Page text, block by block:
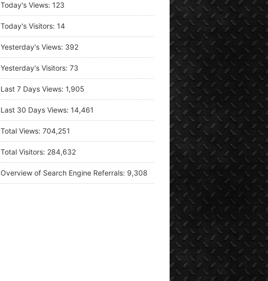
Today's Views: 123
Today's Visitors: 14
Yesterday's Views: 392
Yesterday's Visitors: 73
Last 7 Days Views: 1,905
Last 30 Days Views: 14,461
Total Views: 704,251
Total Visitors: 284,632
Overview of Search Engine Referrals: 9,308